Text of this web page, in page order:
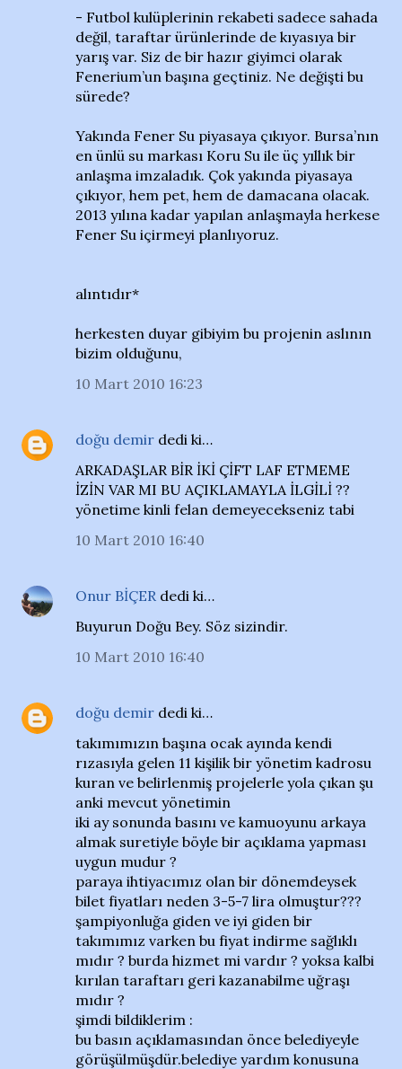
- Futbol kulüplerinin rekabeti sadece sahada
değil, taraftar ürünlerinde de kıyasıya bir
yarış var. Siz de bir hazır giyimci olarak
Fenerium’un başına geçtiniz. Ne değişti bu
sürede?
Yakında Fener Su piyasaya çıkıyor. Bursa’nın
en ünlü su markası Koru Su ile üç yıllık bir
anlaşma imzaladık. Çok yakında piyasaya
çıkıyor, hem pet, hem de damacana olacak.
2013 yılına kadar yapılan anlaşmayla herkese
Fener Su içirmeyi planlıyoruz.
alıntıdır*
herkesten duyar gibiyim bu projenin aslının
bizim olduğunu,
10 Mart 2010 16:23
doğu demir dedi ki…
ARKADAŞLAR BİR İKİ ÇİFT LAF ETMEME
İZİN VAR MI BU AÇIKLAMAYLA İLGİLİ ??
yönetime kinli felan demeyecekseniz tabi
10 Mart 2010 16:40
Onur BİÇER dedi ki…
Buyurun Doğu Bey. Söz sizindir.
10 Mart 2010 16:40
doğu demir dedi ki…
takımımızın başına ocak ayında kendi
rızasıyla gelen 11 kişilik bir yönetim kadrosu
kuran ve belirlenmiş projelerle yola çıkan şu
anki mevcut yönetimin
iki ay sonunda basını ve kamuoyunu arkaya
almak suretiyle böyle bir açıklama yapması
uygun mudur ?
paraya ihtiyacımız olan bir dönemdeysek
bilet fiyatları neden 3-5-7 lira olmuştur???
şampiyonluğa giden ve iyi giden bir
takımımız varken bu fiyat indirme sağlıklı
mıdır ? burda hizmet mi vardır ? yoksa kalbi
kırılan taraftarı geri kazanabilme uğraşı
mıdır ?
şimdi bildiklerim :
bu basın açıklamasından önce belediyeyle
görüşülmüşdür.belediye yardım konusuna